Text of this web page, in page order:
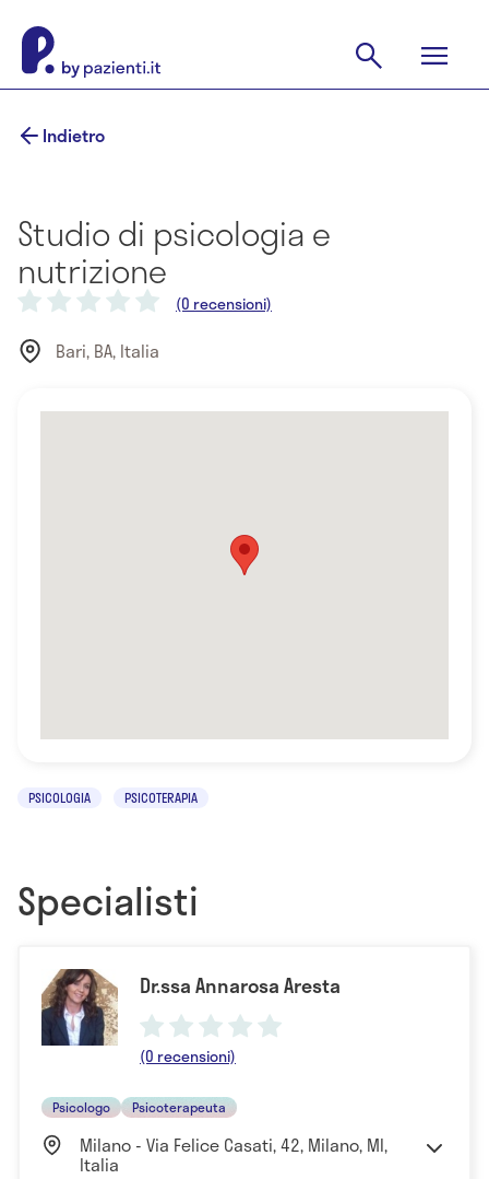
Indietro
Studio di psicologia e
nutrizione
(0 recensioni)
Bari, BA, Italia
PSICOLOGIA PSICOTERAPIA
Specialisti
Dr.ssa Annarosa Aresta
(0 recensioni)
Psicologo Psicoterapeuta
Milano - Via Felice Casati, 42, Milano, MI,
Italia